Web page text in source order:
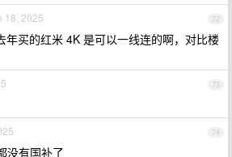
72
18, 2025
年买的红米 4K 是可以一线连的啊，对比楼
73
74
没有国补了